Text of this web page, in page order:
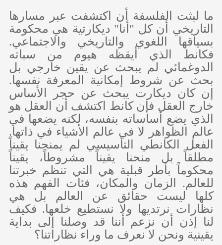
ما لبثت الفلسفة أن اكتشفت عبر مسارها
التاريخي أن كل "أنا" ديكارتية هي محكومة
بسياقها اللغوي والتاريخي والاجتماعي.
فكانط الذي أيقظه هيوم من سباته
الدوغمائي لم يبحث عن يقين خارجي بل
بحث عن شروط إمكانية المعرفة نفسها.
إن كان ديكارت يبحث عن حجر الأساس
خارج العقل فإن كانط اكتشف أن العقل هو
الذي يضع أساساته بنفسه، لكنه يضعها في
عالم الظواهر لا في عالم الأشياء في ذاتها.
الفعل الكانطي التأسيسي لم يمنحنا يقيناً
مطلقاً بل منحنا يقيناً مشروطاً، يقيناً
محكوماً بأطر قبلية هي التي تنظم خبرتنا
للعالم. الزمان والمكان، فئات الفهم هذه
كلها ليست حقائق عن العالم بل هي
نظارات نرتديها ولا نستطيع خلعها. فكيف
لنا إذن أن نزعم أننا قد وصلنا إلى بداية
يقينية ونحن لا نعرف ما وراء نظاراتنا؟